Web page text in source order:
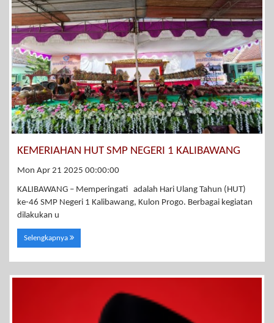
KEMERIAHAN HUT SMP NEGERI 1 KALIBAWANG
Mon Apr 21 2025 00:00:00
KALIBAWANG – Memperingati adalah Hari Ulang Tahun (HUT)
ke-46 SMP Negeri 1 Kalibawang, Kulon Progo. Berbagai kegiatan
dilakukan u
Selengkapnya